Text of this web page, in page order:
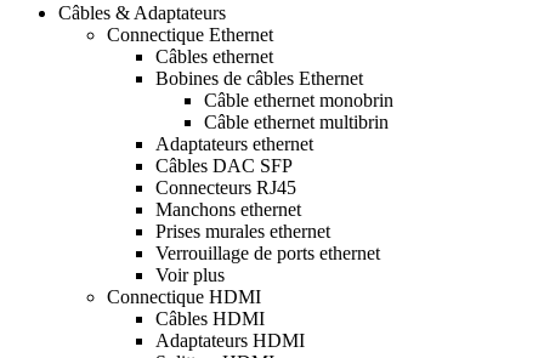
Câbles & Adaptateurs
Connectique Ethernet
Câbles ethernet
Bobines de câbles Ethernet
Câble ethernet monobrin
Câble ethernet multibrin
Adaptateurs ethernet
Câbles DAC SFP
Connecteurs RJ45
Manchons ethernet
Prises murales ethernet
Verrouillage de ports ethernet
Voir plus
Connectique HDMI
Câbles HDMI
Adaptateurs HDMI